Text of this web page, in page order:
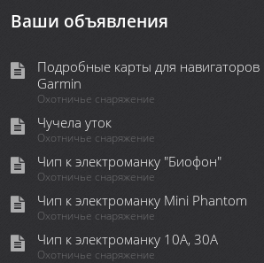
Ваши объявления
Подробные карты для навигаторов
Garmin
Охотничье снаряжение
Чучела уток
Охотничье снаряжение
Чип к электроманку "Биофон"
Охотничье снаряжение
Чип к электроманку Mini Phantom
Охотничье снаряжение
Чип к электроманку 10А, 30А
Охотничье снаряжение